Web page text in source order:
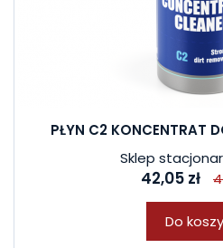
PŁYN C2 KONCENTRAT
Sklep
42,05 zł
Do